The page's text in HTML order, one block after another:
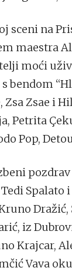
sceni na
maestra
moći
bendom
Zsa Zsae i
Petrita
Pop,
Spalato
Dražić,
iz
Krajcar,
Vava